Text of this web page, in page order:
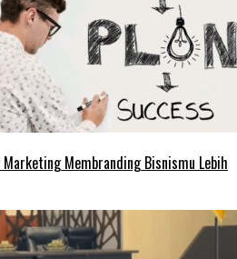
Membranding Bisnismu Lebih